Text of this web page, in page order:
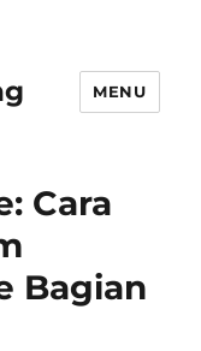
MENU
Cara
Bagian